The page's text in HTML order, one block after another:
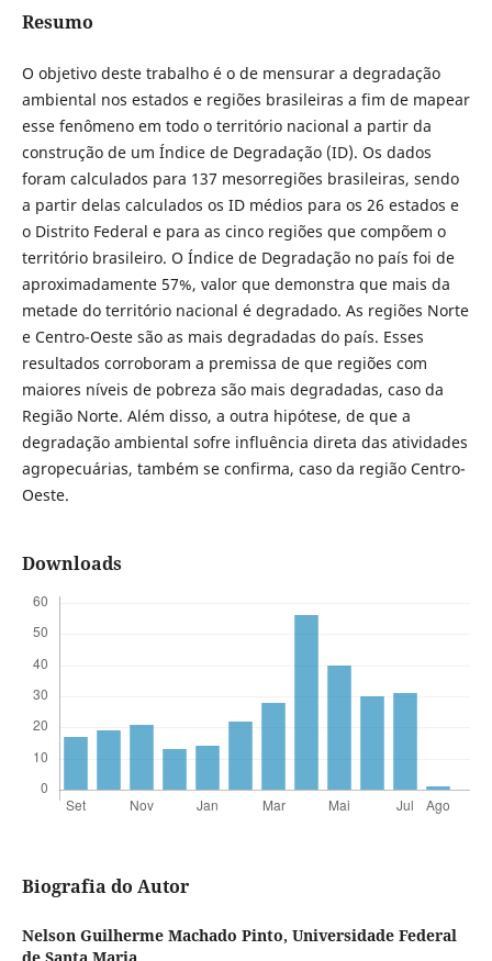
Resumo
O objetivo deste trabalho é o de mensurar a degradação
ambiental nos estados e regiões brasileiras a fim de mapear
esse fenômeno em todo o território nacional a partir da
construção de um Índice de Degradação (ID). Os dados
foram calculados para 137 mesorregiões brasileiras, sendo
a partir delas calculados os ID médios para os 26 estados e
o Distrito Federal e para as cinco regiões que compõem o
território brasileiro. O Índice de Degradação no país foi de
aproximadamente 57%, valor que demonstra que mais da
metade do território nacional é degradado. As regiões Norte
e Centro-Oeste são as mais degradadas do país. Esses
resultados corroboram a premissa de que regiões com
maiores níveis de pobreza são mais degradadas, caso da
Região Norte. Além disso, a outra hipótese, de que a
degradação ambiental sofre influência direta das atividades
agropecuárias, também se confirma, caso da região Centro-
Oeste.
Downloads
Biografia do Autor
Nelson Guilherme Machado Pinto, Universidade Federal